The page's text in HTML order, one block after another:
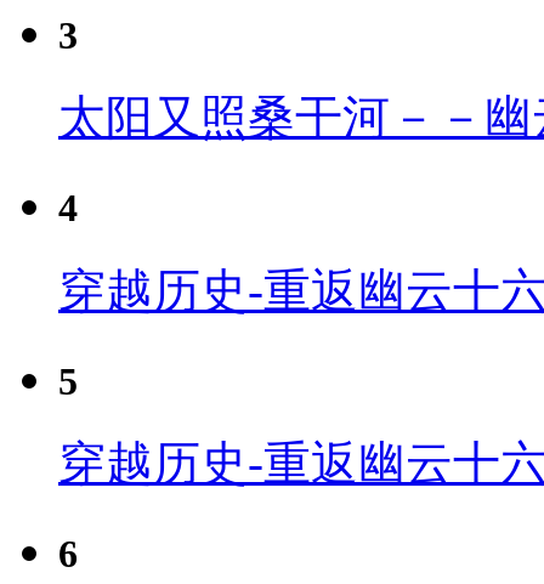
3
太阳又照桑干河－－
4
穿越历史-重返幽云十
5
穿越历史-重返幽云十
6